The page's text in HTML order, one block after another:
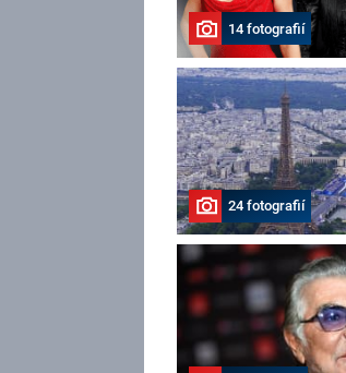
14 fotografií
24 fotografií